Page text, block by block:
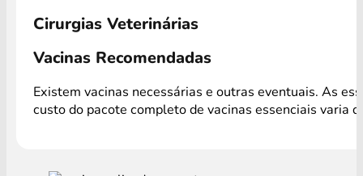
Cirurgias Veterinárias
Vacinas Recomendadas
Existem vacinas necessárias e outras eventuais. As
custo do pacote completo de vacinas essenciais varia